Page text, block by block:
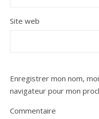
Site web
Enregistrer mon nom,
navigateur pour mon
Commentaire